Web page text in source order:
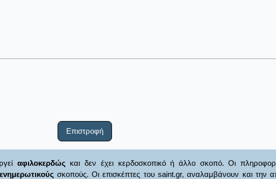
Επιστροφή
αφιλοκερδώς και δεν έχει κερδοσκοπικό ή άλλο σκοπό. Οι
ενημερωτικούς σκοπούς. Οι επισκέπτες του saint.gr, αναλαμβάνουν και την